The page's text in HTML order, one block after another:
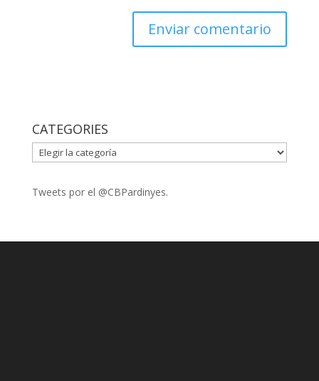
CATEGORIES
CATEGORIES
Tweets por el @CBPardinyes.